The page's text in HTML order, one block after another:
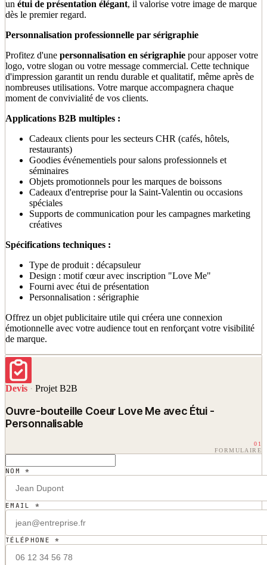
un étui de présentation élégant, il valorise votre image de marque
dès le premier regard.
Personnalisation professionnelle par sérigraphie
Profitez d'une personnalisation en sérigraphie pour apposer votre
logo, votre slogan ou votre message commercial. Cette technique
d'impression garantit un rendu durable et qualitatif, même après de
nombreuses utilisations. Votre marque accompagnera chaque
moment de convivialité de vos clients.
Applications B2B multiples :
Cadeaux clients pour les secteurs CHR (cafés, hôtels,
restaurants)
Goodies événementiels pour salons professionnels et
séminaires
Objets promotionnels pour les marques de boissons
Cadeaux d'entreprise pour la Saint-Valentin ou occasions
spéciales
Supports de communication pour les campagnes marketing
créatives
Spécifications techniques :
Type de produit : décapsuleur
Design : motif cœur avec inscription "Love Me"
Fourni avec étui de présentation
Personnalisation : sérigraphie
Offrez un objet publicitaire utile qui créera une connexion
émotionnelle avec votre audience tout en renforçant votre visibilité
de marque.
Devis · Projet B2B
Ouvre-bouteille Coeur Love Me avec Étui -
Personnalisable
01
FORMULAIRE
NOM *
EMAIL *
TÉLÉPHONE *